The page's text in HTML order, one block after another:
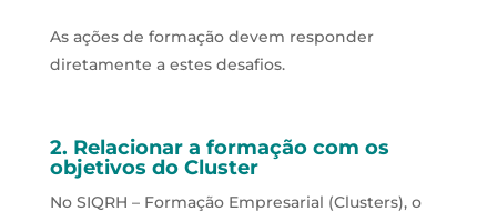
As ações de formação devem responder
diretamente a estes desafios.
2. Relacionar a formação com os
objetivos do Cluster
No SIQRH – Formação Empresarial (Clusters), o